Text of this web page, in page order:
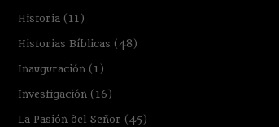
Historia (11)
Historias Bíblicas (48)
Inauguración (1)
Investigación (16)
La Pasión del Señor (45)